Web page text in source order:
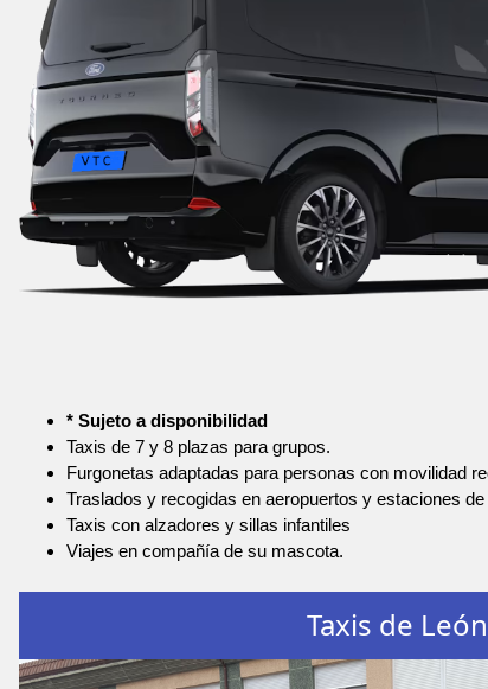
* Sujeto a disponibilidad
Taxis de 7 y 8 plazas para grupos.
Furgonetas adaptadas para personas con movilidad
Traslados y recogidas en aeropuertos y estaciones
Taxis con alzadores y sillas infantiles
Viajes en compañía de su mascota.
Taxis de León